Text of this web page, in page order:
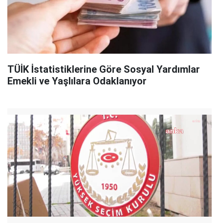
TÜİK İstatistiklerine Göre Sosyal Yardımlar
Emekli ve Yaşlılara Odaklanıyor